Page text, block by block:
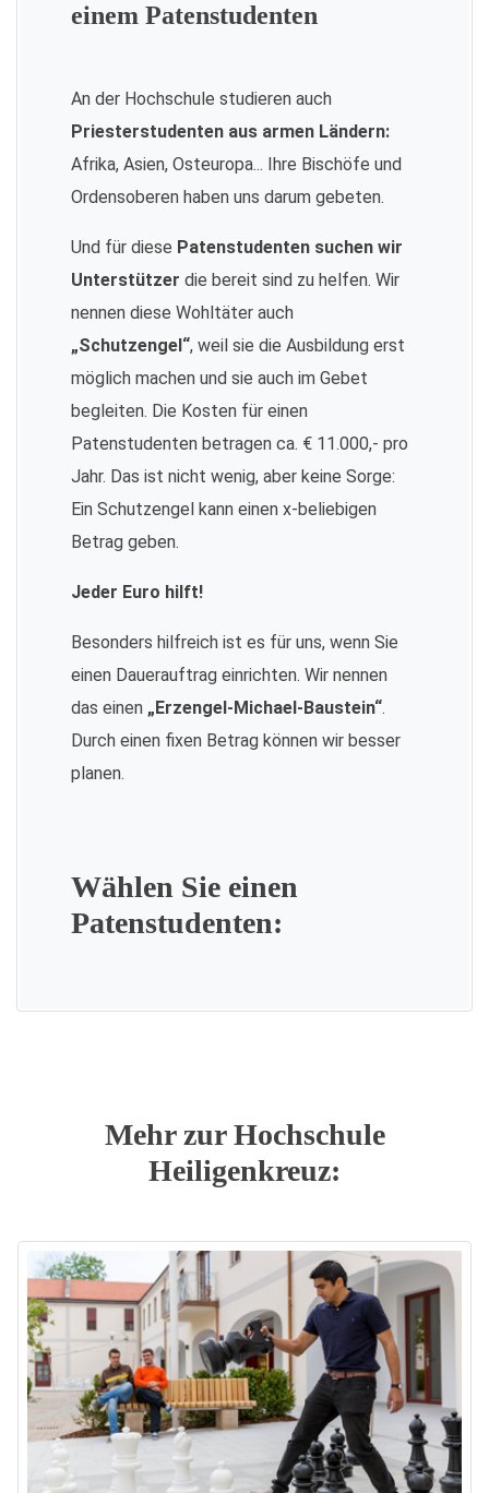
einem Patenstudenten
An der Hochschule studieren auch
Priesterstudenten aus armen Ländern:
Afrika, Asien, Osteuropa... Ihre Bischöfe und
Ordensoberen haben uns darum gebeten.
Und für diese Patenstudenten suchen wir
Unterstützer die bereit sind zu helfen. Wir
nennen diese Wohltäter auch
„Schutzengel“, weil sie die Ausbildung erst
möglich machen und sie auch im Gebet
begleiten. Die Kosten für einen
Patenstudenten betragen ca. € 11.000,- pro
Jahr. Das ist nicht wenig, aber keine Sorge:
Ein Schutzengel kann einen x-beliebigen
Betrag geben.
Jeder Euro hilft!
Besonders hilfreich ist es für uns, wenn Sie
einen Dauerauftrag einrichten. Wir nennen
das einen „Erzengel-Michael-Baustein“.
Durch einen fixen Betrag können wir besser
planen.
Wählen Sie einen
Patenstudenten:
Mehr zur Hochschule
Heiligenkreuz: